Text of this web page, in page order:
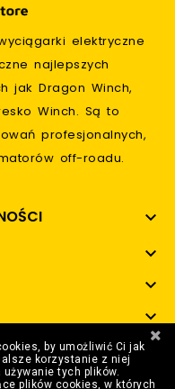
elektryczne
najlepszych
jak Dragon Winch,
Winch. Są to
profesjonalnych,
off-roadu.





by umożliwić Ci jak
korzystanie z niej
tych plików.
plików cookies, w których